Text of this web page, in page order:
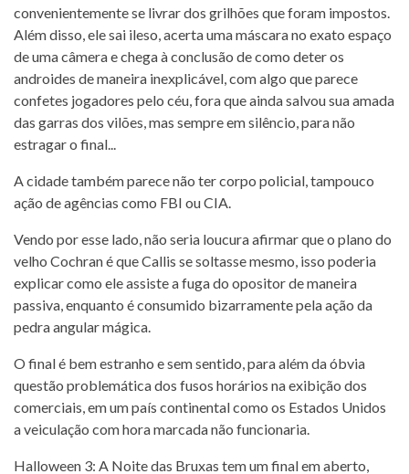
convenientemente se livrar dos grilhões que foram impostos.
Além disso, ele sai ileso, acerta uma máscara no exato espaço
de uma câmera e chega à conclusão de como deter os
androides de maneira inexplicável, com algo que parece
confetes jogadores pelo céu, fora que ainda salvou sua amada
das garras dos vilões, mas sempre em silêncio, para não
estragar o final...
A cidade também parece não ter corpo policial, tampouco
ação de agências como FBI ou CIA.
Vendo por esse lado, não seria loucura afirmar que o plano do
velho Cochran é que Callis se soltasse mesmo, isso poderia
explicar como ele assiste a fuga do opositor de maneira
passiva, enquanto é consumido bizarramente pela ação da
pedra angular mágica.
O final é bem estranho e sem sentido, para além da óbvia
questão problemática dos fusos horários na exibição dos
comerciais, em um país continental como os Estados Unidos
a veiculação com hora marcada não funcionaria.
Halloween 3: A Noite das Bruxas tem um final em aberto,